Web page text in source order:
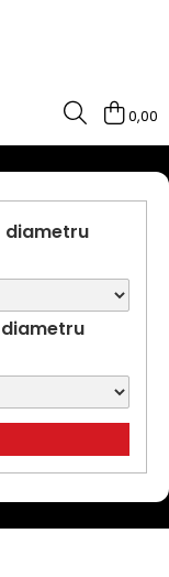
0,00
diametru
diametru